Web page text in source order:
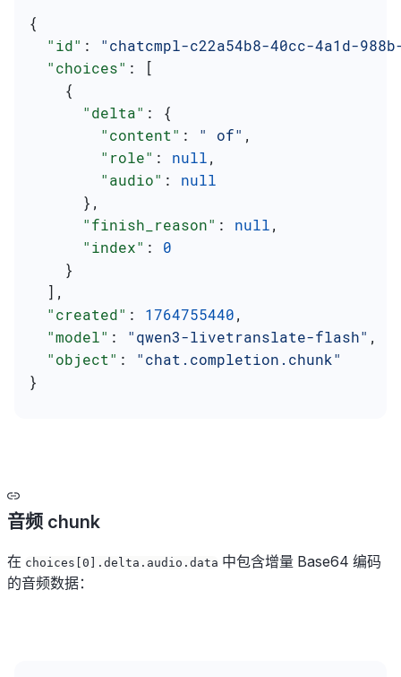
{
  "id"
: "chatcmpl-c22a54b8-40cc-4a1d-
  "choices"
: [
    {
      "delta"
: {
        "content"
: " of" ,
        "role"
: null,
        "audio"
: null
      },
      "finish_reason"
: null,
      "index"
: 0
    }
  ],
  "created"
: 1764755440,
  "model"
: "qwen3-livetranslate-flash" ,
  "object"
: "chat.completion.chunk"
}
音频 chunk
在 choices[0].delta.audio.data 中包含增量 Base64 编码
的音频数据：